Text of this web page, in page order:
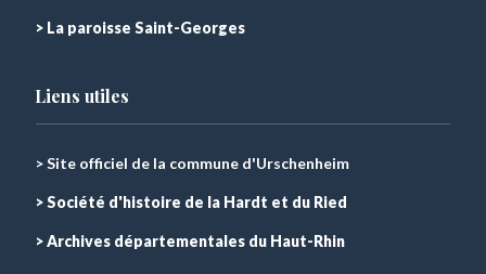
> La paroisse Saint-Georges
Liens utiles
> Site officiel de la commune d'Urschenheim
> Société d'histoire de la Hardt et du Ried
> Archives départementales du Haut-Rhin